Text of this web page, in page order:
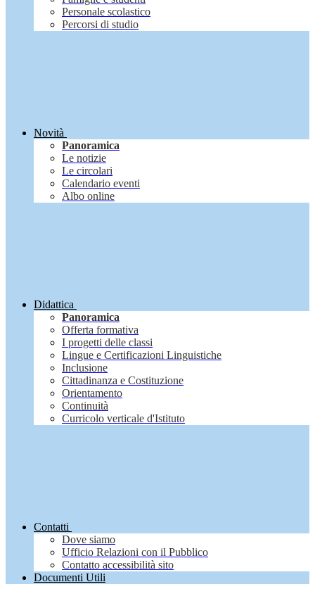
Personale scolastico
Percorsi di studio
Novità
Panoramica
Le notizie
Le circolari
Calendario eventi
Albo online
Didattica
Panoramica
Offerta formativa
I progetti delle classi
Lingue e Certificazioni Linguistiche
Inclusione
Cittadinanza e Costituzione
Orientamento
Continuità
Curricolo verticale d'Istituto
Contatti
Dove siamo
Ufficio Relazioni con il Pubblico
Contatto accessibilità sito
Documenti Utili